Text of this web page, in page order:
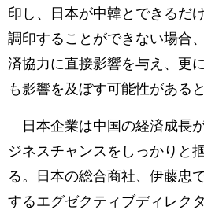
印し、日本が中韓とできるだ
調印することができない場合
済協力に直接影響を与え、更
も影響を及ぼす可能性がある
日本企業は中国の経済成長
ジネスチャンスをしっかりと
る。日本の総合商社、伊藤忠
するエグゼクティブディレク